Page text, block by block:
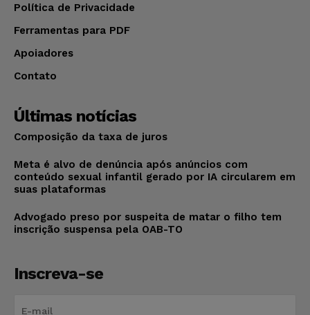
Política de Privacidade
Ferramentas para PDF
Apoiadores
Contato
Últimas notícias
Composição da taxa de juros
Meta é alvo de denúncia após anúncios com
conteúdo sexual infantil gerado por IA circularem em
suas plataformas
Advogado preso por suspeita de matar o filho tem
inscrição suspensa pela OAB-TO
Inscreva-se